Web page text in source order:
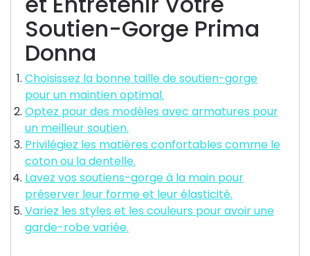
Soutien-Gorge Prima
Donna
Choisissez la bonne taille de soutien-gorge
pour un maintien optimal.
Optez pour des modèles avec armatures pour
un meilleur soutien.
Privilégiez les matières confortables comme le
coton ou la dentelle.
Lavez vos soutiens-gorge à la main pour
préserver leur forme et leur élasticité.
Variez les styles et les couleurs pour avoir une
garde-robe variée.